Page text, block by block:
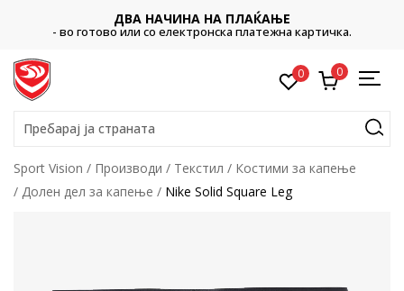
ДВА НАЧИНА НА ПЛАЌАЊЕ
- во готово или со електронска платежна картичка.
0 0
Пребарај ја страната
Sport Vision Производи Текстил
Костими за капење
Долен дел за капење
Nike Solid Square Leg